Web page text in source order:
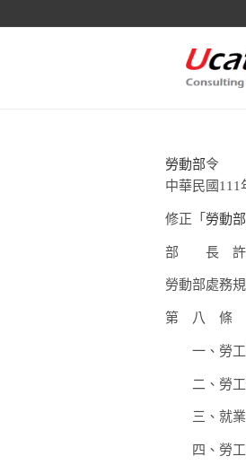
勞動部令
中華民國111
修正「 勞動
部 長 許
勞動部處務
第 八 條
一、 勞
二、 勞
三、就
四、 勞